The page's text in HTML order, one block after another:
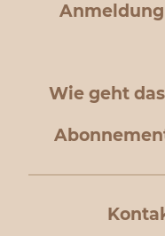
Anmeldung
Wie geht